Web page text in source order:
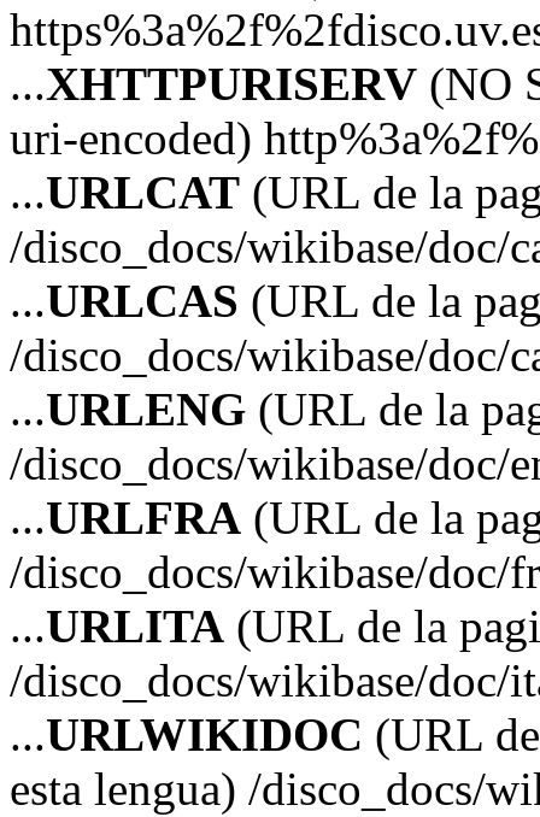
...XHTTPURISERV (NO
uri-encoded)
...URLCAT (URL de la
/disco_docs/wikibase/doc/
...URLCAS (URL de la
/disco_docs/wikibase/doc/
...URLENG (URL de la
/disco_docs/wikibase/doc/
...URLFRA (URL de la
/disco_docs/wikibase/doc/
...URLITA (URL de la
/disco_docs/wikibase/doc/
...URLWIKIDOC (URL
esta lengua) /disco_docs/